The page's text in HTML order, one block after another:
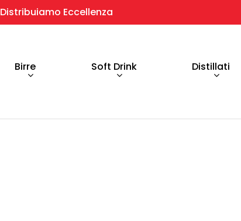
Distribuiamo Eccellenza
Birre Soft Drink Distillati